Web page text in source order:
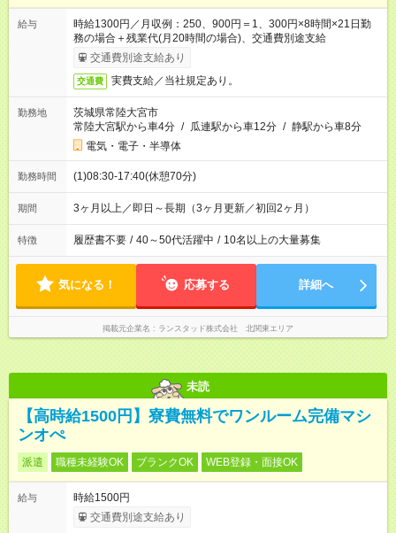
給与
時給1300円／月収例：250、900円＝1、300円×8時間×21日勤
務の場合＋残業代(月20時間の場合)、交通費別途支給
交通費別途支給あり
交通費 実費支給／当社規定あり。
勤務地
茨城県常陸大宮市
常陸大宮駅から車4分 / 瓜連駅から車12分 / 静駅から車8分
電気・電子・半導体
勤務時間 (1)08:30-17:40(休憩70分)
期間 3ヶ月以上／即日～長期（3ヶ月更新／初回2ヶ月）
特徴 履歴書不要 / 40～50代活躍中 / 10名以上の大量募集
気になる！ 応募する 詳細へ
掲載元企業名 ランスタッド株式会社 北関東エリア
未読
【高時給1500円】寮費無料でワンルーム完備マシ
ンオぺ
派遣 職種未経験OK ブランクOK WEB登録・面接OK
給与
時給1500円
交通費別途支給あり